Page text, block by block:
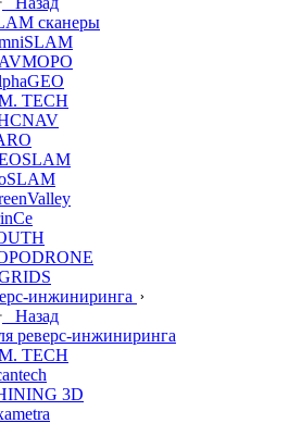
сканеры
TECH
инжиниринга
Назад
реверс-инжиниринга
TECH
3D